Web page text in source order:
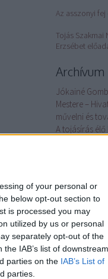
of your personal or
below opt-out section to
is processed you may
utilized by us or personal
separately opt-out of the
IAB’s list of downstream
parties on the IAB’s List of
parties.
Az asszonyi
Tojás Szakmai
Erzsébet
Archívum
Jókainé
Mestere –
művelni és
A tojásírás
Népi
Petrovics
Torba Ildikó
nyílnak
Hét éve
Az Ágoston
hagyomány
Gajdics
elég jó
Rózsa